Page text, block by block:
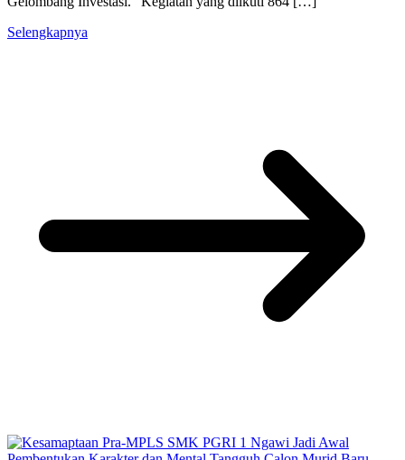
Selengkapnya